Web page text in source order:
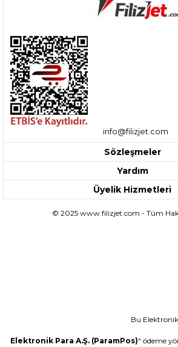
info@filizjet.com
Sözleşmeler
Yardım
Üyelik Hizmetleri
© 2025 www.filizjet.com - Tüm
Bu Elektronik Ticaret
Elektronik Para A.Ş. (ParamPos)" ödeme